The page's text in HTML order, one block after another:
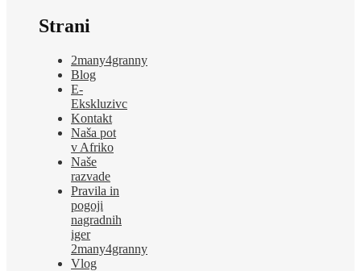
Strani
2many4granny
Blog
E-
Ekskluzivc
Kontakt
Naša pot
v Afriko
Naše
razvade
Pravila in
pogoji
nagradnih
iger
2many4granny
Vlog